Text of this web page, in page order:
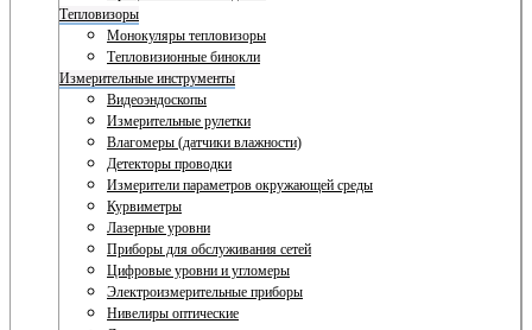
Тепловизоры
Монокуляры тепловизоры
Тепловизионные бинокли
Измерительные инструменты
Видеоэндоскопы
Измерительные рулетки
Влагомеры (датчики влажности)
Детекторы проводки
Измерители параметров окружающей среды
Курвиметры
Лазерные уровни
Приборы для обслуживания сетей
Цифровые уровни и угломеры
Электроизмерительные приборы
Нивелиры оптические